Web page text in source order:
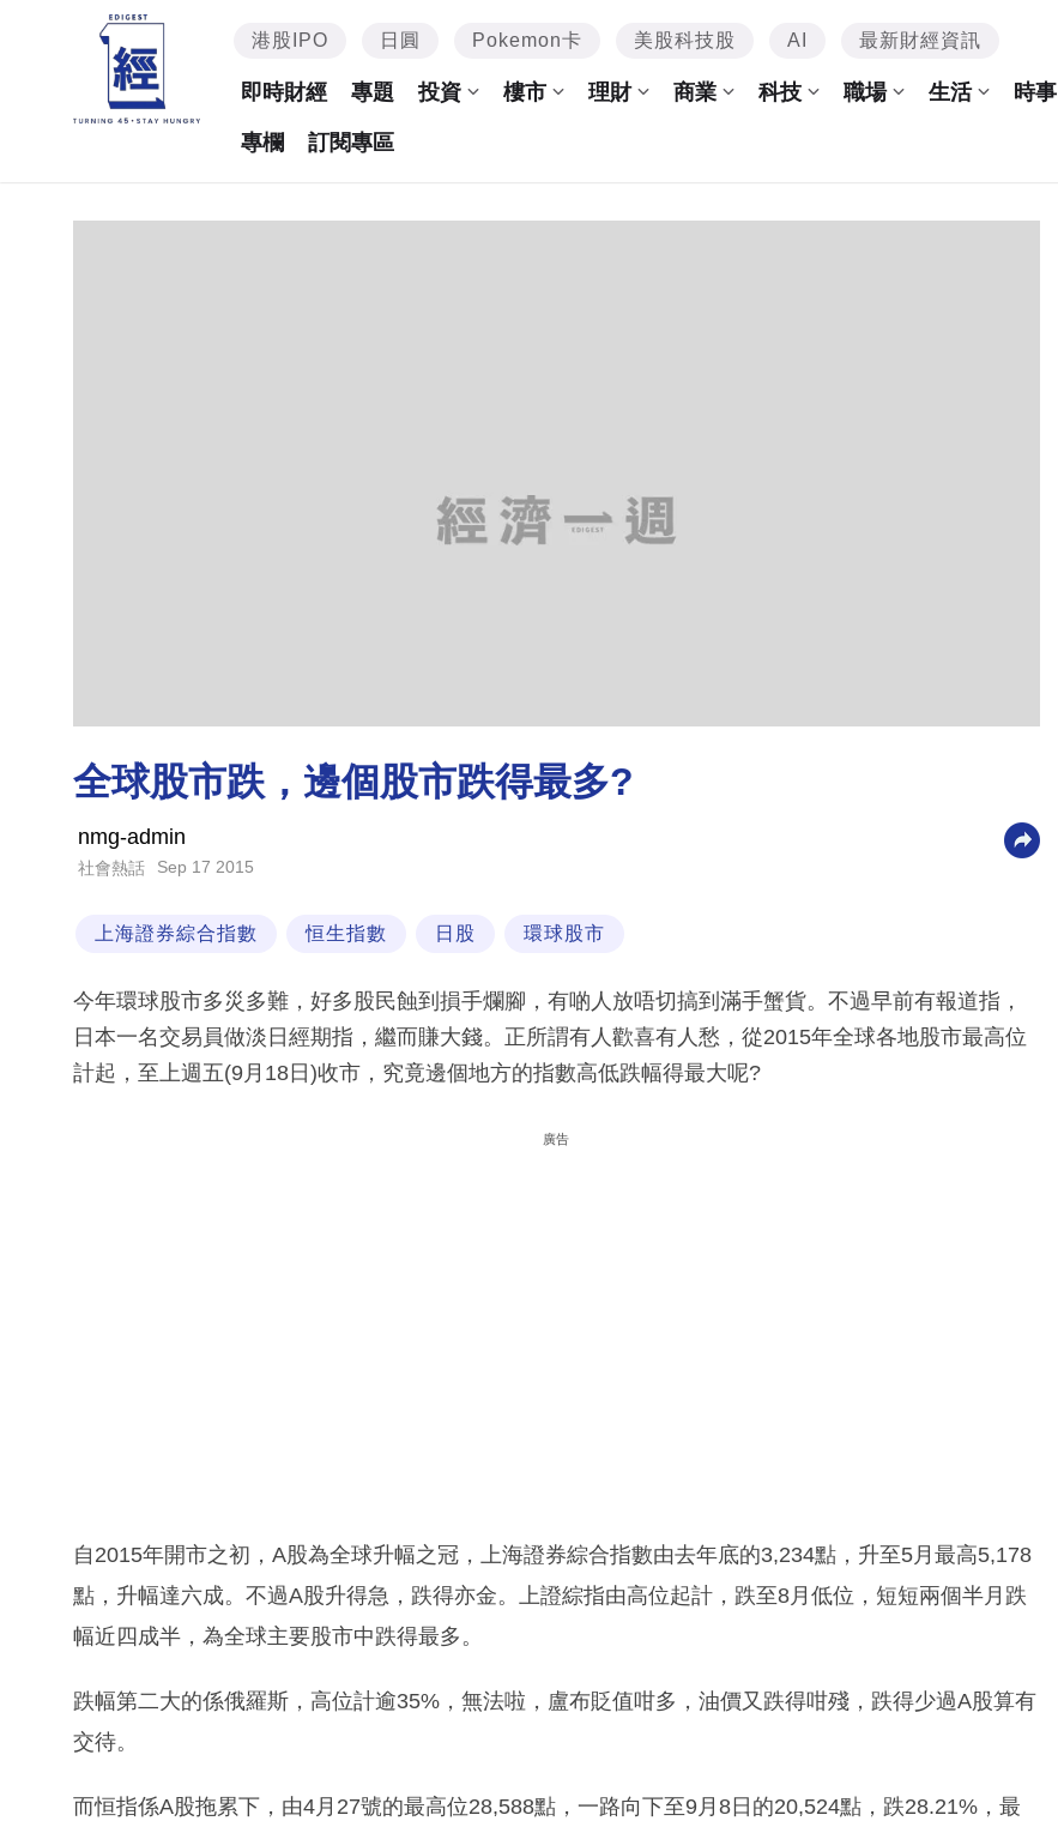
港股IPO 日圓 Pokemon卡 美股科技股 AI 最新財經資訊
即時財經 專題 投資 樓市 理財 商業 科技 職場 生活 時事
專欄 訂閱專區
全球股市跌，邊個股市跌得最多?
nmg-admin
社會熱話 Sep 17 2015
上海證券綜合指數 恒生指數 日股 環球股市
今年環球股市多災多難，好多股民蝕到損手爛腳，有啲人放唔切搞到滿手蟹貨。不過早前有報道指，
日本一名交易員做淡日經期指，繼而賺大錢。正所謂有人歡喜有人愁，從2015年全球各地股市最高位
計起，至上週五(9月18日)收市，究竟邊個地方的指數高低跌幅得最大呢?
廣告
自2015年開市之初，A股為全球升幅之冠，上海證券綜合指數由去年底的3,234點，升至5月最高5,178
點，升幅達六成。不過A股升得急，跌得亦金。上證綜指由高位起計，跌至8月低位，短短兩個半月跌
幅近四成半，為全球主要股市中跌得最多。
跌幅第二大的係俄羅斯，高位計逾35%，無法啦，盧布貶值咁多，油價又跌得咁殘，跌得少過A股算有
交待。
而恒指係A股拖累下，由4月27號的最高位28,588點，一路向下至9月8日的20,524點，跌28.21%，最